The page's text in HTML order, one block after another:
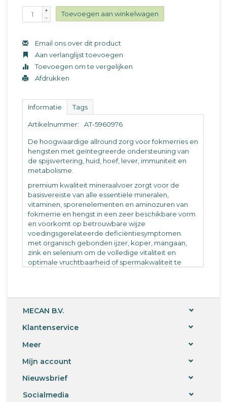
+
-
Toevoegen aan winkelwagen
Email ons over dit product
Aan verlanglijst toevoegen
Toevoegen om te vergelijken
Afdrukken
Informatie Tags
Artikelnummer: AT-5960976
De hoogwaardige allround zorg voor fokmerries en
hengsten met geïntegreerde ondersteuning van
de spijsvertering, huid, hoef, lever, immuniteit en
metabolisme.
premium kwaliteit mineraalvoer zorgt voor de
basisvereiste van alle essentiële mineralen,
vitaminen, sporenelementen en aminozuren van
fokmerrie en hengst in een zeer beschikbare vorm
en voorkomt op betrouwbare wijze
voedingsgerelateerde deficiëntiesymptomen.
met organisch gebonden ijzer, koper, mangaan,
zink en selenium om de volledige vitaliteit en
optimale vruchtbaarheid of spermakwaliteit te
het veulen in de baarmoeder ondersteunen.
de darmflora en het gehele maagdarmkanaal
vitale stoffencomplex van speciale gisten, B-
De aanwezige vitale stoffen kunnen de
melkproductie van de lacterende merrie
ondersteunen.
Kan voedings- en vachtproblemen voorkomen.
aangezien Duitsland een tekort aan selenium heeft.
MECAN B.V.
Klantenservice
Meer
Mijn account
Nieuwsbrief
Socialmedia